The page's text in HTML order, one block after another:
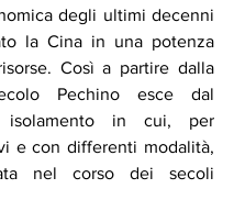
degli ultimi decenni
la Cina in una potenza
Così a partire dalla
Pechino esce dal
isolamento in cui, per
e con differenti modalità,
nel corso dei secoli